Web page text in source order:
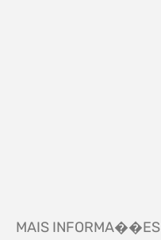
MAIS INFORMA��ES